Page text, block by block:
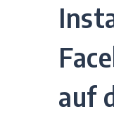
auf